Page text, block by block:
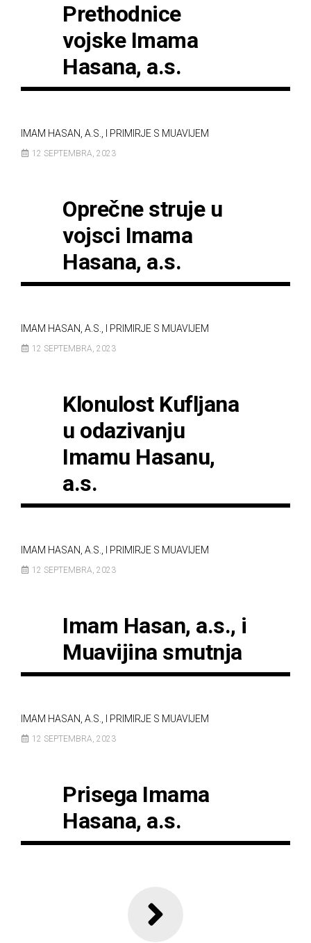
Prethodnice
vojske Imama
Hasana, a.s.
IMAM HASAN, A.S., I PRIMIRJE S MUAVIJEM
12 SEPTEMBRA, 2023
Oprečne struje u
vojsci Imama
Hasana, a.s.
IMAM HASAN, A.S., I PRIMIRJE S MUAVIJEM
12 SEPTEMBRA, 2023
Klonulost Kufljana
u odazivanju
Imamu Hasanu,
a.s.
IMAM HASAN, A.S., I PRIMIRJE S MUAVIJEM
12 SEPTEMBRA, 2023
Imam Hasan, a.s., i
Muavijina smutnja
IMAM HASAN, A.S., I PRIMIRJE S MUAVIJEM
12 SEPTEMBRA, 2023
Prisega Imama
Hasana, a.s.